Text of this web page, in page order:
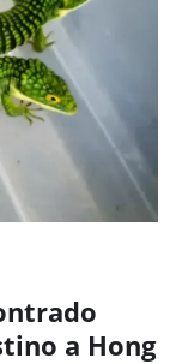
a Hong